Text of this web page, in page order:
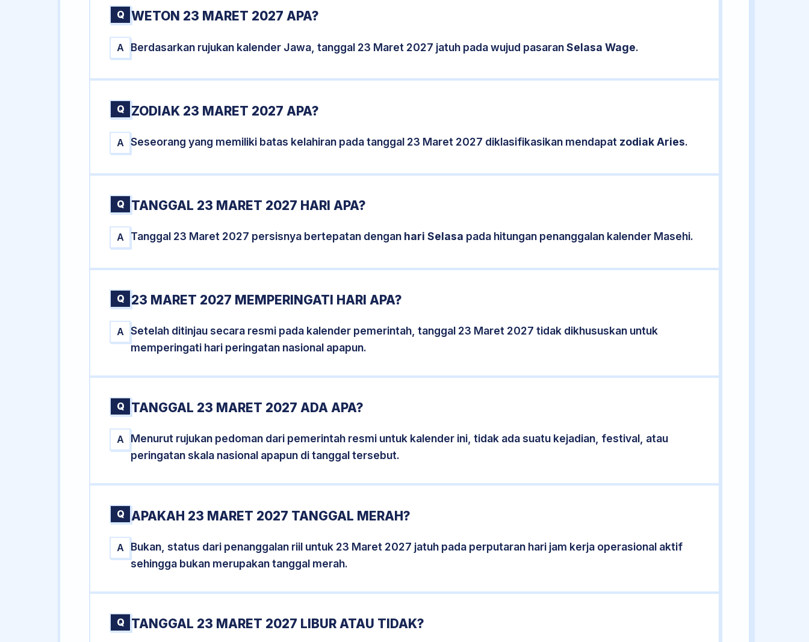
Q WETON 23 MARET 2027 APA?
A Berdasarkan rujukan kalender Jawa, tanggal 23 Maret 2027 jatuh pada wujud pasaranSelasa Wage.
Q ZODIAK 23 MARET 2027 APA?
A Seseorang yang memiliki batas kelahiran pada tanggal 23 Maret 2027 diklasifikasikan mendapat zodiak Aries.
Q TANGGAL 23 MARET 2027 HARI APA?
A Tanggal 23 Maret 2027 persisnya bertepatan dengan hari Selasa pada hitungan penanggalan kalender Masehi.
Q 23 MARET 2027 MEMPERINGATI HARI APA?
A
Setelah ditinjau secara resmi pada kalender pemerintah, tanggal 23 Maret 2027 tidak dikhususkan untuk
memperingati hari peringatan nasional apapun.
Q TANGGAL 23 MARET 2027 ADA APA?
A
Menurut rujukan pedoman dari pemerintah resmi untuk kalender ini, tidak ada suatu kejadian, festival, atau
peringatan skala nasional apapun di tanggal tersebut.
Q APAKAH 23 MARET 2027 TANGGAL MERAH?
A
Bukan, status dari penanggalan riil untuk 23 Maret 2027 jatuh pada perputaran hari jam kerja operasional aktif
sehingga bukan merupakan tanggal merah.
Q TANGGAL 23 MARET 2027 LIBUR ATAU TIDAK?